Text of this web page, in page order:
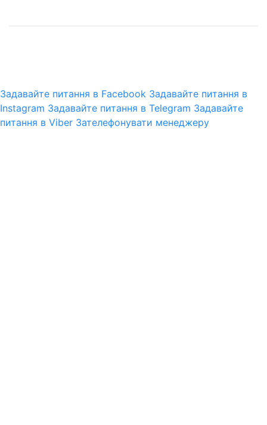
Задавайте питання в Facebook Задавайте питання в
Instagram Задавайте питання в Telegram Задавайте
питання в Viber Зателефонувати менеджеру